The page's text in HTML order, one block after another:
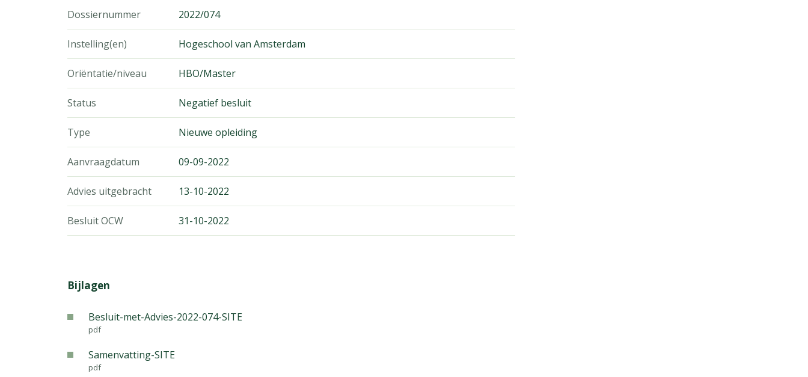
Dossiernummer 2022/074
Instelling(en) Hogeschool van Amsterdam
Oriëntatie/niveau HBO/Master
Status Negatief besluit
Type Nieuwe opleiding
Aanvraagdatum 09-09-2022
Advies uitgebracht 13-10-2022
Besluit OCW 31-10-2022
Bijlagen
Besluit-met-Advies-2022-074-SITE
pdf
Samenvatting-SITE
pdf